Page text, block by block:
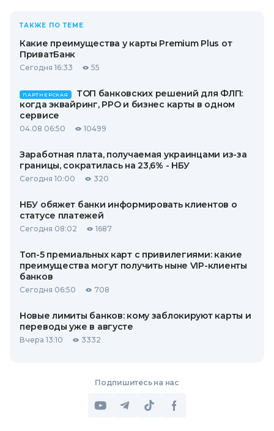
ТАКЖЕ ПО ТЕМЕ
Какие преимущества у карты Premium Plus от
ПриватБанк
Сегодня 16:33 55
ПАРТНЕРСКАЯ
ТОП банковских решений для ФЛП:
когда эквайринг, РРО и бизнес карты в одном
сервисе
04.08 06:50 10499
Заработная плата, получаемая украинцами из-за
границы, сократилась на 23,6% - НБУ
Сегодня 10:00 320
НБУ обяжет банки информировать клиентов о
статусе платежей
Сегодня 08:02 1687
Топ-5 премиальных карт с привилегиями: какие
преимущества могут получить ныне VIP-клиенты
банков
Сегодня 06:50 708
Новые лимиты банков: кому заблокируют карты и
переводы уже в августе
Вчера 13:10 3332
Подпишитесь на нас